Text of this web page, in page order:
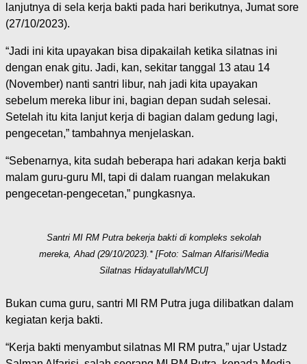
lanjutnya di sela kerja bakti pada hari berikutnya, Jumat sore
(27/10/2023).
“Jadi ini kita upayakan bisa dipakailah ketika silatnas ini
dengan enak gitu. Jadi, kan, sekitar tanggal 13 atau 14
(November) nanti santri libur, nah jadi kita upayakan
sebelum mereka libur ini, bagian depan sudah selesai.
Setelah itu kita lanjut kerja di bagian dalam gedung lagi,
pengecetan,” tambahnya menjelaskan.
“Sebenarnya, kita sudah beberapa hari adakan kerja bakti
malam guru-guru MI, tapi di dalam ruangan melakukan
pengecetan-pengecetan,” pungkasnya.
Santri MI RM Putra bekerja bakti di kompleks sekolah
mereka, Ahad (29/10/2023).* [Foto: Salman Alfarisi/Media
Silatnas Hidayatullah/MCU]
Bukan cuma guru, santri MI RM Putra juga dilibatkan dalam
kegiatan kerja bakti.
“Kerja bakti menyambut silatnas MI RM putra,” ujar Ustadz